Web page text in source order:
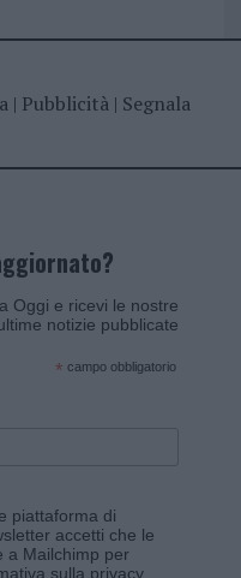
| Pubblicità| Segnala
Oggi e ricevi le nostre
notizie pubblicate
* campo obbligatorio
piattaforma di
accetti che le
a Mailchimp per
sulla privacy